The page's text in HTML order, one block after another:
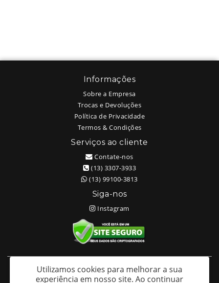
Informações
Sobre a Empresa
Trocas e Devoluções
Política de Privacidade
Termos & Condições
Serviços ao cliente
Contate-nos
(13) 3307-3933
(13) 99100-3813
Siga-nos
Instagram
White Head Tattoo (Wellington Ricardo Kudlinski EPP) - CNPJ:
Utilizamos cookies para melhorar a sua
experiência em nosso site. Ao continuar